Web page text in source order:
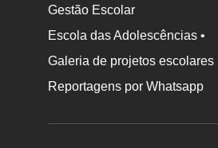
Gestão Escolar
Escola das Adolescências •
Galeria de projetos escolares
Reportagens por Whatsapp